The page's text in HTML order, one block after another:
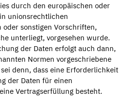
durch den europäischen oder
unionsrechtlichen
oder sonstigen Vorschriften,
unterliegt, vorgesehen wurde.
der Daten erfolgt auch dann,
Normen vorgeschriebene
denn, dass eine Erforderlichkeit
der Daten für einen
Vertragserfüllung besteht.